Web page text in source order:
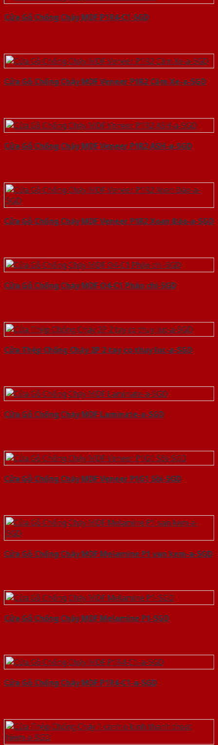
Cửa Gỗ Chống Cháy MDF P1R4-C1-SGD
Cửa Gỗ Chống Cháy MDF Veneer P1R2 Căm Xe-a-SGD
Cửa Gỗ Chống Cháy MDF Veneer P1R2 ASH-a-SGD
Cửa Gỗ Chống Cháy MDF Veneer P1R2 Xoan Đào-a-SGD
Cửa Gỗ Chống Cháy MDF O4-C1 Phào chi-SGD
Cửa Thép Chống Cháy 2P 2 tay co thuy luc-a-SGD
Cửa Gỗ Chống Cháy MDF Laminate-a-SGD
Cửa Gỗ Chống Cháy MDF Veneer P1G1 Sồi-SGD
Cửa Gỗ Chống Cháy MDF Melamine P1 van kem-a-SGD
Cửa Gỗ Chống Cháy MDF Melamine P1-SGD
Cửa Gỗ Chống Cháy MDF P1R4-C1-a-SGD